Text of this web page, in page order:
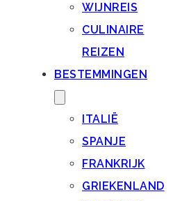
WIJNREIS
CULINAIRE
REIZEN
BESTEMMINGEN
ITALIË
SPANJE
FRANKRIJK
GRIEKENLAND